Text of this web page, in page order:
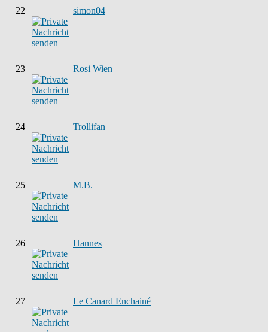
22 simon04
23 Rosi Wien
24 Trollifan
25 M.B.
26 Hannes
27 Le Canard Enchainé